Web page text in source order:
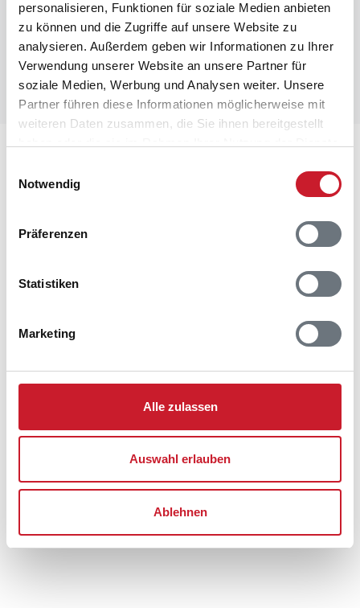
personalisieren, Funktionen für soziale Medien anbieten
zu können und die Zugriffe auf unsere Website zu
analysieren. Außerdem geben wir Informationen zu Ihrer
Verwendung unserer Website an unsere Partner für
soziale Medien, Werbung und Analysen weiter. Unsere
Partner führen diese Informationen möglicherweise mit
weiteren Daten zusammen, die Sie ihnen bereitgestellt
Notwendig
Präferenzen
Statistiken
Marketing
Alle zulassen
Auswahl erlauben
Ablehnen
Lageplan
Nørregade 8